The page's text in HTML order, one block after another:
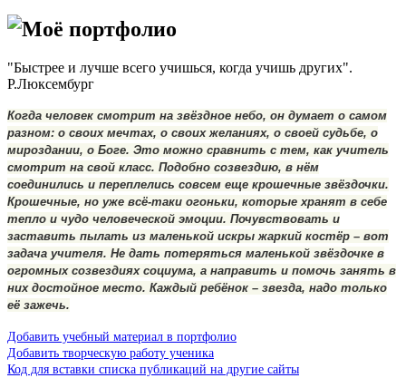
Моё портфолио
"Быстрее и лучше всего учишься, когда учишь других".
Р.Люксембург
Когда человек смотрит на звёздное небо, он думает о самом
разном: о своих мечтах, о своих желаниях, о своей судьбе, о
мироздании, о Боге. Это можно сравнить с тем, как учитель
смотрит на свой класс. Подобно созвездию, в нём
соединились и переплелись совсем еще крошечные звёздочки.
Крошечные, но уже всё-таки огоньки, которые хранят в себе
тепло и чудо человеческой эмоции. Почувствовать и
заставить пылать из маленькой искры жаркий костёр – вот
задача учителя. Не дать потеряться маленькой звёздочке в
огромных созвездиях социума, а направить и помочь занять в
них достойное место. Каждый ребёнок – звезда, надо только
её зажечь.
Добавить учебный материал в портфолио
Добавить творческую работу ученика
Код для вставки списка публикаций на другие сайты